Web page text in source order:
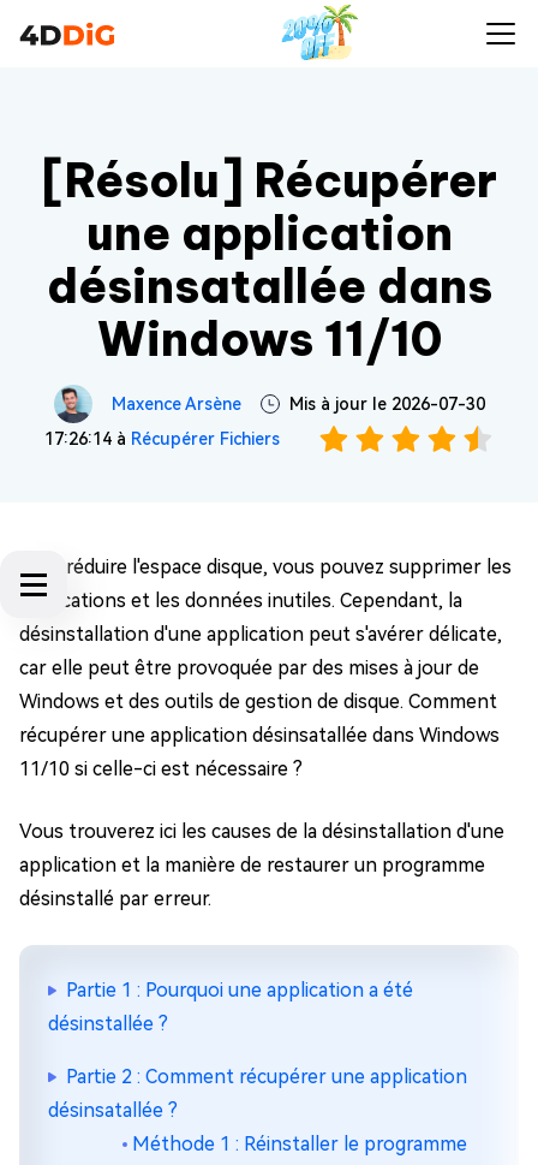
[Résolu] Récupérer
une application
désinsatallée dans
Windows 11/10
Maxence Arsène
Mis à jour le 2026-07-30
17:26:14 à Récupérer Fichiers
Pour réduire l'espace disque, vous pouvez supprimer les
applications et les données inutiles. Cependant, la
désinstallation d'une application peut s'avérer délicate,
car elle peut être provoquée par des mises à jour de
Windows et des outils de gestion de disque. Comment
récupérer une application désinsatallée dans Windows
11/10 si celle-ci est nécessaire ?
Vous trouverez ici les causes de la désinstallation d'une
application et la manière de restaurer un programme
désinstallé par erreur.
Partie 1 : Pourquoi une application a été
désinstallée ?
Partie 2 : Comment récupérer une application
désinsatallée ?
Méthode 1 : Réinstaller le programme